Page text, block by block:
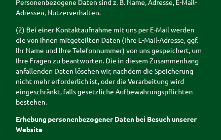
Personenbezogene Daten sind z. B. Name, Adresse, E-Mail-
Adressen, Nutzerverhalten.
(2) Bei einer Kontaktaufnahme mit uns per E-Mail werden
die von Ihnen mitgeteilten Daten (Ihre E-Mail-Adresse, ggf.
Ihr Name und Ihre Telefonnummer) von uns gespeichert, um
Ihre Fragen zu beantworten. Die in diesem Zusammenhang
anfallenden Daten löschen wir, nachdem die Speicherung
nicht mehr erforderlich ist, oder die Verarbeitung wird
eingeschränkt, falls gesetzliche Aufbewahrungspflichten
bestehen.
Erhebung personenbezogener Daten bei Besuch unserer
Website